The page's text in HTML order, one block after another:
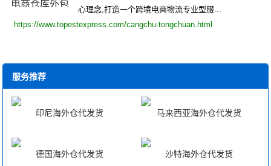
心理念,打造一个跨境电商物流专业型服...
https://www.topestexpress.com/cangchu-tongchuan.html
服务推荐
印尼海外仓代发货 马来西亚海外仓代发货
德国海外仓代发货 沙特海外仓代发货